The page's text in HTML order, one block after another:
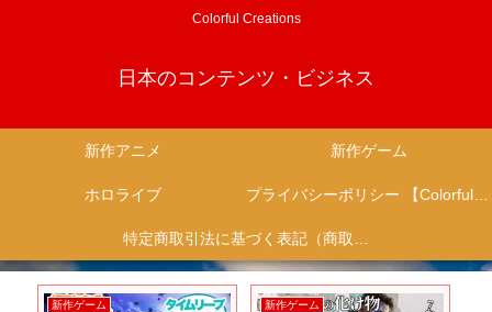
Colorful Creations
日本のコンテンツ・ビジネス
新作アニメ 新作ゲーム
ホロライブ プライバシーポリシー 【Colorful Creation】
特定商取引法に基づく表記（商取引に関する開示）
新作ゲーム 新作ゲーム